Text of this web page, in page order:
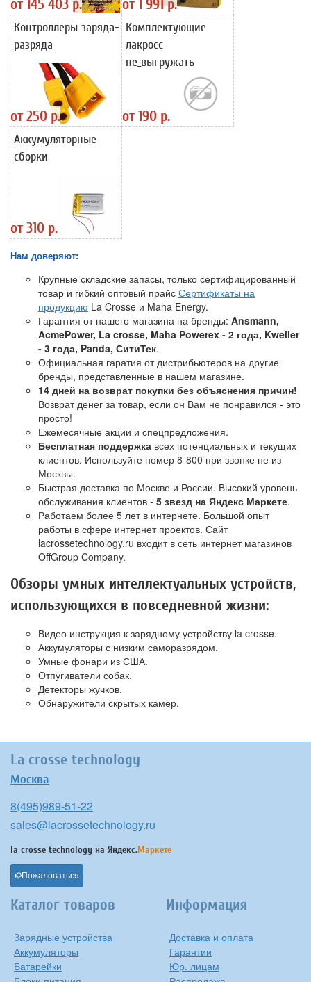
от 145 403 р. от 1 991 р.
Контроллеры заряда-
разряда
от 250 р.
Комплектующие
лакросс
не_выгружать
от 190 р.
Аккумуляторные
сборки
от 310 р.
Нам доверяют:
Крупные складские запасы, только сертифицированный
товар и гибкий оптовый прайс Сертификаты на
продукцию La Crosse и Maha Energy.
Гарантия от нашего магазина на бренды: Ansmann,
AcmePower, La crosse, Maha Powerex - 2 года, Kweller
- 3 года, Panda, СитиТек.
Официальная гаратия от дистрибьютеров на другие
бренды, представленные в нашем магазине.
14 дней на возврат покупки без объяснения причин!
Возврат денег за товар, если он Вам не понравился - это
просто!
Ежемесячные акции и спецпредложения.
Бесплатная поддержка всех потенциальных и текущих
клиентов. Используйте номер 8-800 при звонке не из
Москвы.
Быстрая доставка по Москве и России. Высокий уровень
обслуживания клиентов - 5 звезд на Яндекс Маркете.
Работаем более 5 лет в интернете. Большой опыт
работы в сфере интернет проектов. Сайт
lacrossetechnology.ru входит в сеть интернет магазинов
OffGroup Company.
Обзоры умных интеллектуальных устройств,
использующихся в повседневной жизни:
Видео инструкция к зарядному устройству la crosse.
Аккумуляторы с низким саморазрядом.
Умные фонари из США.
Отпугиватели собак.
Детекторы жучков.
Обнаружители скрытых камер.
La crosse technology
Москва
8(495)989-51-22
sales@lacrossetechnology.ru
la crosse technology на Яндекс.Маркете
Пожаловаться
Каталог товаров
Зарядные устройства
Аккумуляторы
Батарейки
Информация
Доставка и оплата
Гарантии
Юр. лицам